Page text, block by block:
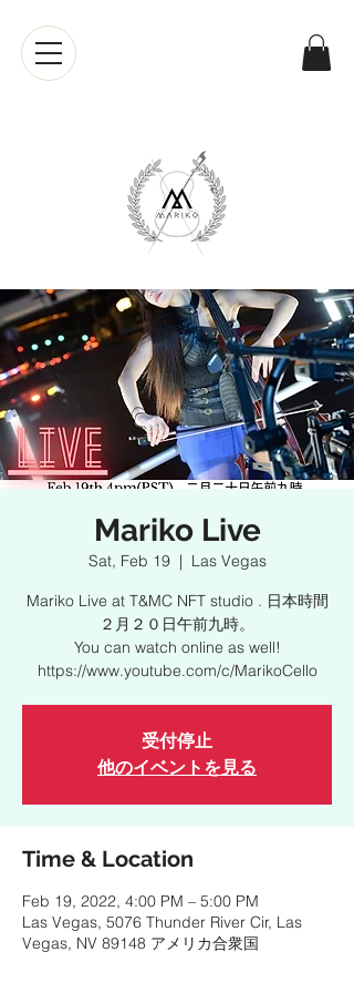
Mariko Live
Sat, Feb 19
  |
Las Vegas
Mariko Live at T&MC NFT studio . 日本時間
２月２０日午前九時。
You can watch online as well!
https://www.youtube.com/c/MarikoCello
受付停止
他のイベントを見る
Time & Location
Feb 19, 2022, 4:00 PM – 5:00 PM
Las Vegas, 5076 Thunder River Cir, Las
Vegas, NV 89148 アメリカ合衆国